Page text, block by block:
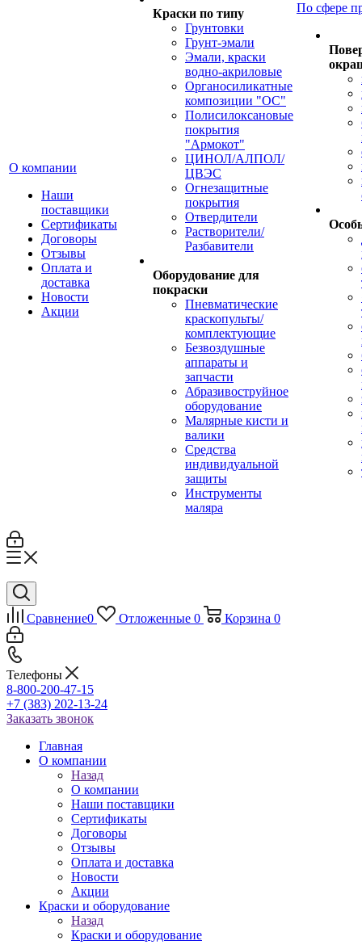
О компании
Наши
поставщики
Сертификаты
Договоры
Отзывы
Оплата и
доставка
Новости
Акции
Краски по типу
Грунтовки
Грунт-эмали
Эмали, краски
водно-акриловые
Органосиликатные
композиции "ОС"
Полисилоксановые
покрытия
"Армокот"
ЦИНОЛ/АЛПОЛ/
ЦВЭС
Огнезащитные
покрытия
Отвердители
Растворители/
Разбавители
Оборудование для
покраски
Пневматические
краскопульты/
комплектующие
Безвоздушные
аппараты и
запчасти
Абразивоструйное
оборудование
Малярные кисти и
валики
Средства
индивидуальной
защиты
Инструменты
маляра
По сфере
Сравнение0 Отложенные 0 Корзина 0
Телефоны
8-800-200-47-15
+7 (383) 202-13-24
Заказать звонок
Главная
О компании
Назад
О компании
Наши поставщики
Сертификаты
Договоры
Отзывы
Оплата и доставка
Новости
Акции
Краски и оборудование
Назад
Краски и оборудование